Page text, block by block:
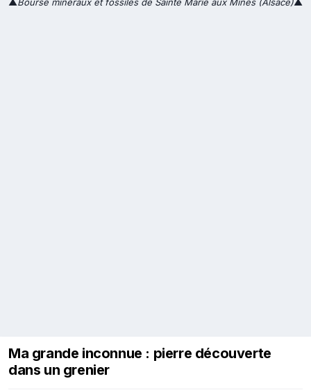
Ma grande inconnue : pierre découverte
dans un grenier